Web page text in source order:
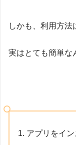
しかも、利用方法
実はとても簡単な
アプリをイ